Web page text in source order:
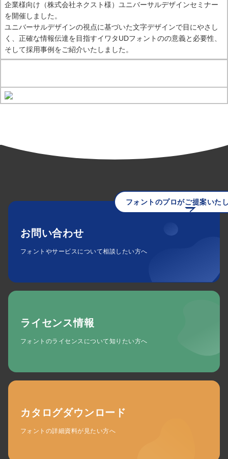
企業様向け（株式会社ネクスト様）ユニバーサルデザインセミナー
を開催しました。
ユニバーサルデザインの視点に基づいた文字デザインで目にやさし
く、正確な情報伝達を目指すイワタUDフォントのの意義と必要性、
そして採用事例をご紹介いたしました。
フォントのプロがご提案いた
お問い合わせ
フォントやサービスについて相談したい方へ
ライセンス情報
フォントのライセンスについて知りたい方へ
カタログダウンロード
フォントの詳細資料が見たい方へ